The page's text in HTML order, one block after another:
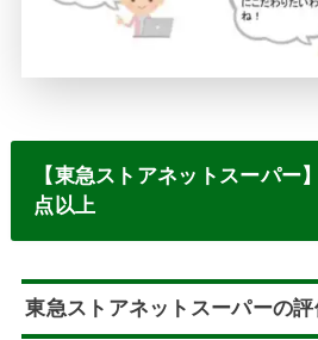
【東急ストアネットスーパー
点以上
東急ストアネットスーパーの評